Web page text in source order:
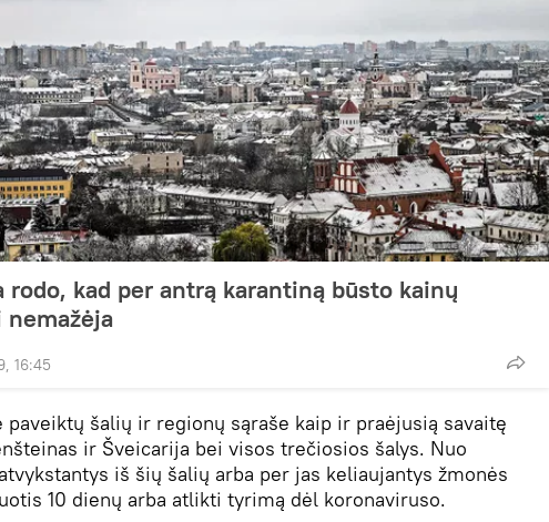
rodo, kad per antrą karantiną būsto kainų
nemažėja
16:45
paveiktų šalių ir regionų sąraše kaip ir praėjusią savaitę
ir Šveicarija bei visos trečiosios šalys. Nuo
iš šių šalių arba per jas keliaujantys žmonės
10 dienų arba atlikti tyrimą dėl koronaviruso.